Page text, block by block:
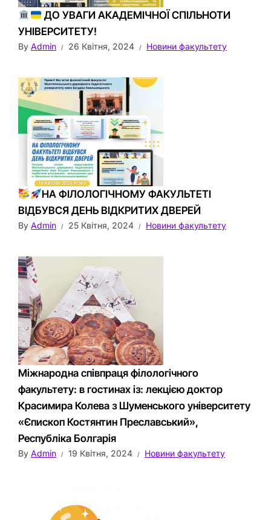
ДО УВАГИ АКАДЕМІЧНОЇ СПІЛЬНОТИ
УНІВЕРСИТЕТУ!
By Admin 26 Квітня, 2024 Новини факультету
НА ФІЛОЛОГІЧНОМУ ФАКУЛЬТЕТІ
ВІДБУВСЯ ДЕНЬ ВІДКРИТИХ ДВЕРЕЙ
By Admin 25 Квітня, 2024 Новини факультету
Міжнародна співпраця філологічного
факультету: в гостинах із: лекцією доктор
Красимира Колева з Шуменського університету
«Єпископ Костянтин Преславський»,
Республіка Болгарія
By Admin 19 Квітня, 2024 Новини факультету